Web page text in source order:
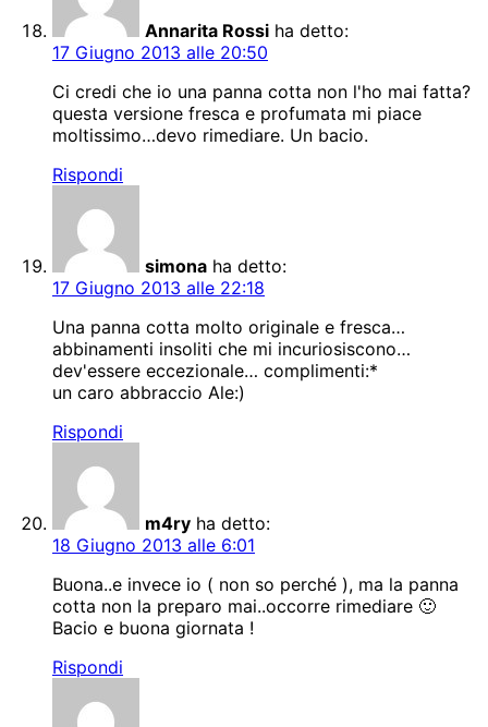
Annarita Rossi ha detto:
17 Giugno 2013 alle 20:50
Ci credi che io una panna cotta non l'ho mai fatta?
questa versione fresca e profumata mi piace
moltissimo…devo rimediare. Un bacio.
Rispondi
simona ha detto:
17 Giugno 2013 alle 22:18
Una panna cotta molto originale e fresca…
abbinamenti insoliti che mi incuriosiscono…
dev'essere eccezionale… complimenti:*
un caro abbraccio Ale:)
Rispondi
m4ry ha detto:
18 Giugno 2013 alle 6:01
Buona..e invece io ( non so perché ), ma la panna
cotta non la preparo mai..occorre rimediare 🙂
Bacio e buona giornata !
Rispondi